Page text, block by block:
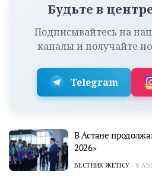
Будьте в
Подписывайтесь на
каналы и получайте
Telegram
В Астане
2026»
ВЕСТНИК ЖЕТІСУ 8